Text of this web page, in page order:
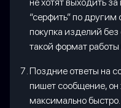
“серфить” по
покупка изделий
такой формат
Поздние ответы на
пишет сообщение, он
максимально